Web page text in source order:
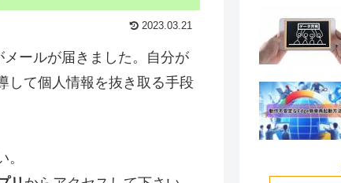
2023.03.21
メールが届きました。自分が
して個人情報を抜き取る手段